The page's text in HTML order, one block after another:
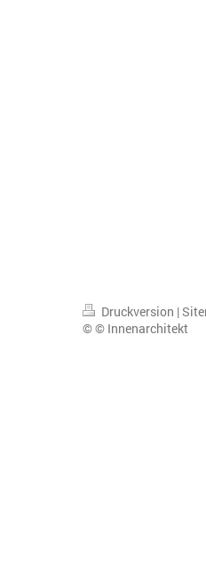
Druckversion |
© © Innenarchitekt